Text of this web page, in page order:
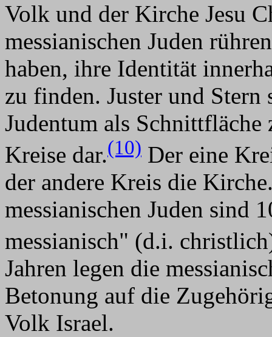
Volk und der Kirche Jesu
messianischen Juden
haben, ihre Identität
zu finden. Juster und Stern
Judentum als Schnittfläche
Kreise dar.(10) Der eine
der andere Kreis die
messianischen Juden sind
messianisch" (d.i.
Jahren legen die
Betonung auf die
Volk Israel.